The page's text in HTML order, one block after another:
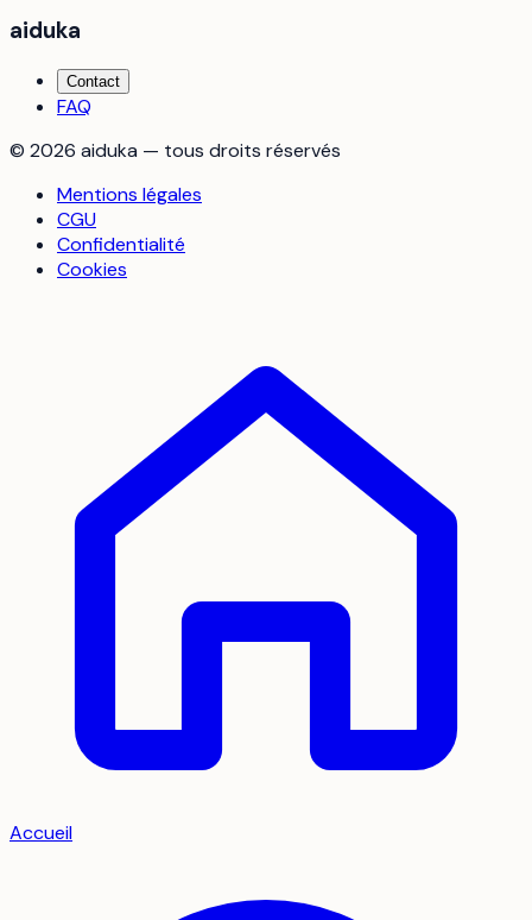
aiduka
Contact
FAQ
© 2026 aiduka — tous droits réservés
Mentions légales
CGU
Confidentialité
Cookies
Accueil